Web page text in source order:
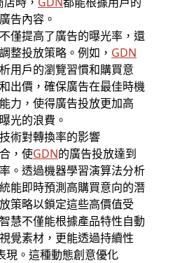
告內容。
僅提高了廣告的曝光率，還
整投放策略。例如， GDN
用戶的瀏覽習慣和購買意
出價，確保廣告在最佳時機
力，使得廣告投放更加高
光的浪費。
術對轉換率的影響
，使GDN的廣告投放達到
。透過機器學習演算法分析
能即時預測高購買意向的潛
策略以鎖定這些高價值受
慧不僅能根據產品特性自動
覺素材，更能透過持續性
現。這種動態創意優化